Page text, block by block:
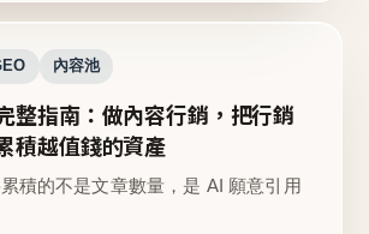
內容池
整指南：做內容行銷，把行銷
積越值錢的資產
積的不是文章數量，是 AI 願意引用